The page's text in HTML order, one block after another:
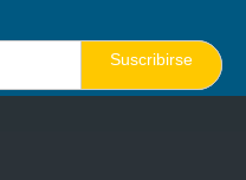
Suscribirse